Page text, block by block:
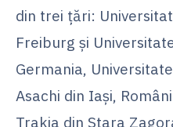
din trei țări:
Freiburg și
Germania,
Asachi din Iași,
Trakia din Stara